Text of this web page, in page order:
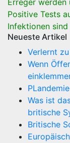
Erreger werden
Positive Tests
Infektionen
Neueste Artikel
Verlernt
Wenn
Was ist
britische
Britische